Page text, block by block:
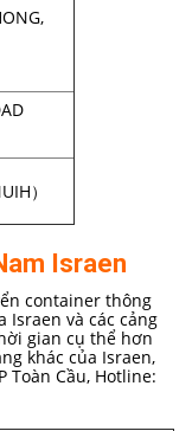
）
Israen
container thông
Israen và các cảng
gian cụ thể hơn
khác của Israen,
Toàn Cầu, Hotline: